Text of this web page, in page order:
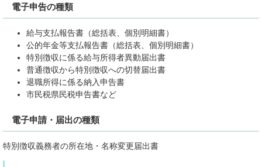
電子申告の種類
給与支払報告書（総括表、個別明細書）
公的年金等支払報告書（総括表、個別明細書）
特別徴収に係る給与所得者異動届出書
普通徴収から特別徴収への切替届出書
退職所得に係る納入申告書
市民税県民税申告書など
電子申請・届出の種類
特別徴収義務者の所在地・名称変更届出書